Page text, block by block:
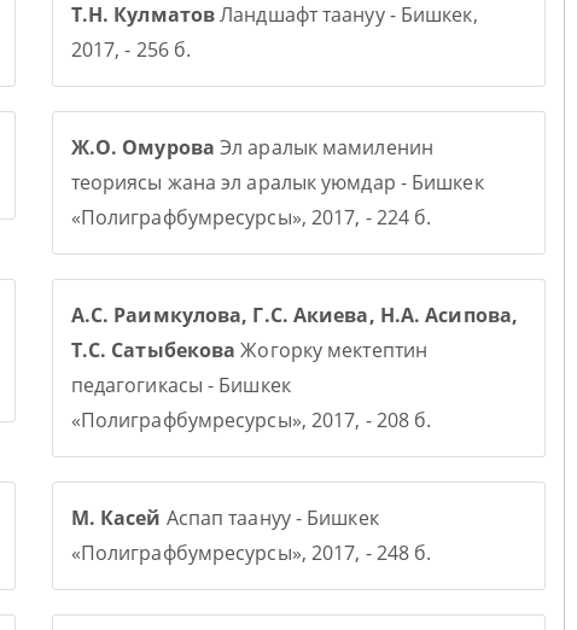
Т.Н. КулматовЛандшафт таануу - Бишкек,
2017, - 256 б.
Ж.О. Омурова Эл аралык мамиленин
теориясы жана эл аралык уюмдар - Бишкек
«Полиграфбумресурсы», 2017, - 224 б.
А.С. Раимкулова, Г.С. Акиева, Н.А. Асипова,
Т.С. Сатыбекова Жогорку мектептин
педагогикасы - Бишкек
«Полиграфбумресурсы», 2017, - 208 б.
М. Касей Аспап таануу - Бишкек
«Полиграфбумресурсы», 2017, - 248 б.